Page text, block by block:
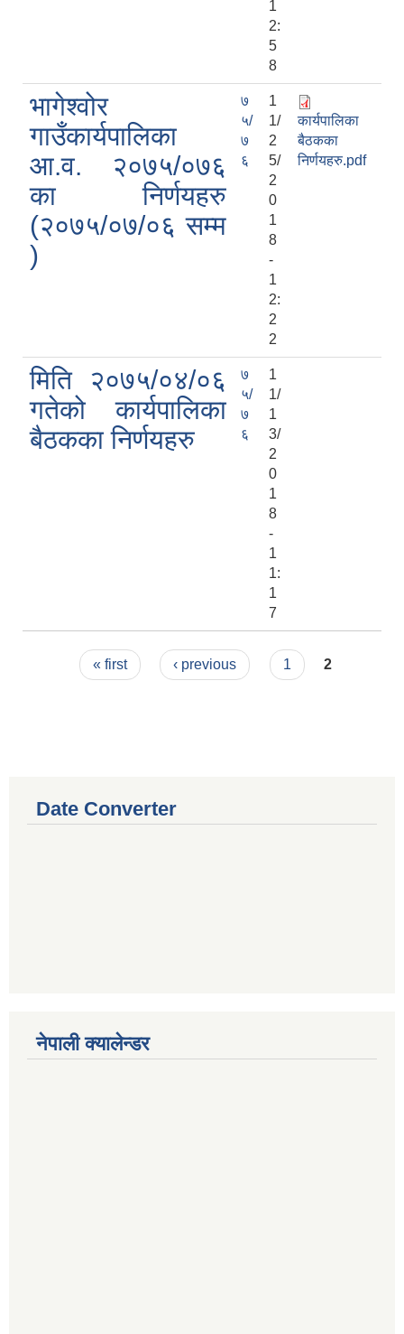
1
2:
5
8
भागेश्वोर
गाउँकार्यपालिका
आ.व. २०७५/०७६
का निर्णयहरु
(२०७५/०७/०६ सम्म
)
७
५/
७
६
1
1/
2
5/
2
0
1
8
-
1
2:
2
2
कार्यपालिका
बैठकका
निर्णयहरु.pdf
मिति २०७५/०४/०६
गतेको कार्यपालिका
बैठकका निर्णयहरु
७
५/
७
६
1
1/
1
3/
2
0
1
8
-
1
1:
1
7
Pages« first ‹ previous 1 2
Date Converter
नेपाली क्यालेन्डर